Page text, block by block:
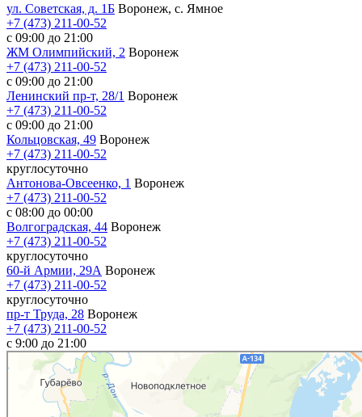
ул. Советская, д. 1Б Воронеж, с. Ямное
+7 (473) 211-00-52
с 09:00 до 21:00
ЖМ Олимпийский, 2 Воронеж
+7 (473) 211-00-52
с 09:00 до 21:00
Ленинский пр-т, 28/1 Воронеж
+7 (473) 211-00-52
с 09:00 до 21:00
Кольцовская, 49 Воронеж
+7 (473) 211-00-52
круглосуточно
Антонова-Овсеенко, 1 Воронеж
+7 (473) 211-00-52
с 08:00 до 00:00
Волгоградская, 44 Воронеж
+7 (473) 211-00-52
круглосуточно
60-й Армии, 29А Воронеж
+7 (473) 211-00-52
круглосуточно
пр-т Труда, 28 Воронеж
+7 (473) 211-00-52
c 9:00 до 21:00